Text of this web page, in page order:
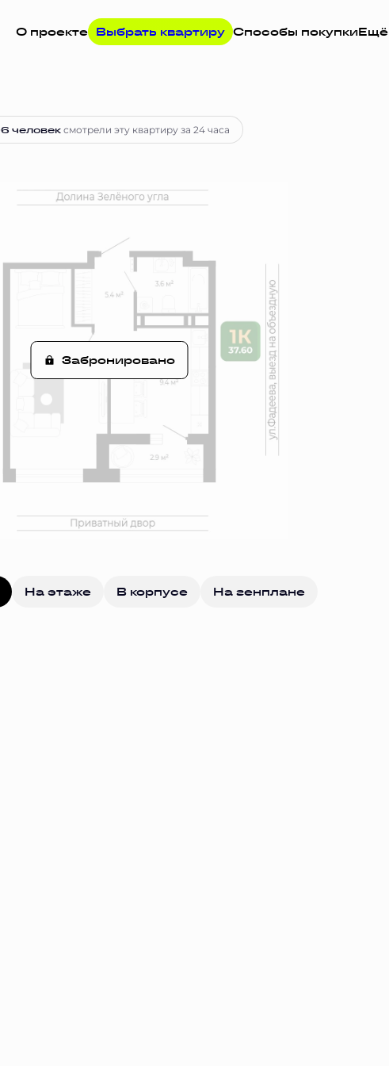
О проекте Выбрать квартиру Способы покупкиЕщё
Цена по запросу
6 человексмотрели эту квартиру за 24 часа
Забронировано
На этаже В корпусе На генплане